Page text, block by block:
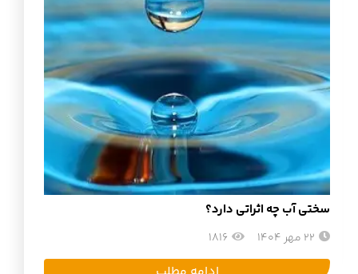
سختی آب چه اثراتی دارد؟
22 مهر 1404 1816